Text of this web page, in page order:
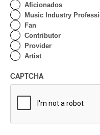
Aficionados
Music Industry
Fan
Contributor
Provider
Artist
CAPTCHA